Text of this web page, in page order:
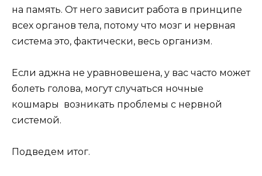
на память. От него зависит работа в принципе
всех органов тела, потому что мозг и нервная
система это, фактически, весь организм.
Если аджна не уравновешена, у вас часто может
болеть голова, могут случаться ночные
кошмары возникать проблемы с нервной
системой.
Подведем итог.